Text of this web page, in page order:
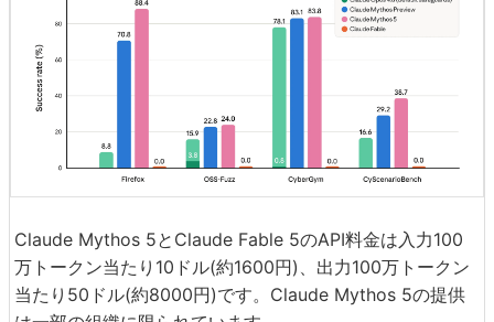
Claude Mythos 5とClaude Fable 5のAPI料金は入力100
万トークン当たり10ドル(約1600円)、出力100万トークン
当たり50ドル(約8000円)です。Claude Mythos 5の提供